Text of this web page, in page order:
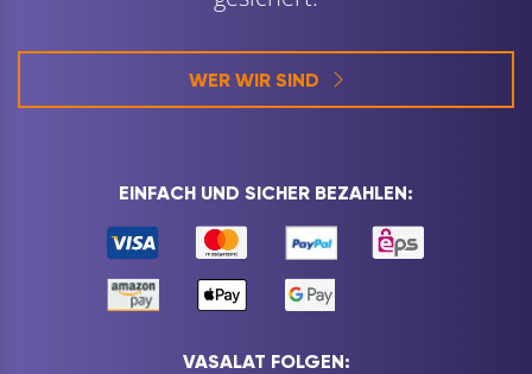
WER WIR SIND
EINFACH UND SICHER BEZAHLEN:
VASALAT FOLGEN: